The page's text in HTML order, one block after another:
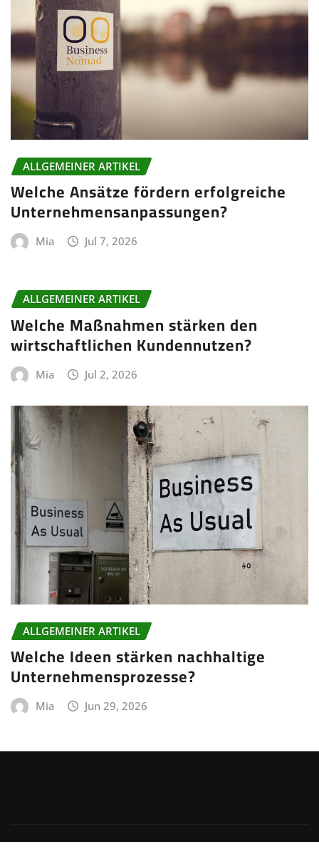
ALLGEMEINER ARTIKEL
Welche Ansätze fördern erfolgreiche
Unternehmensanpassungen?
Mia Jul 7, 2026
ALLGEMEINER ARTIKEL
Welche Maßnahmen stärken den
wirtschaftlichen Kundennutzen?
Mia Jul 2, 2026
ALLGEMEINER ARTIKEL
Welche Ideen stärken nachhaltige
Unternehmensprozesse?
Mia Jun 29, 2026